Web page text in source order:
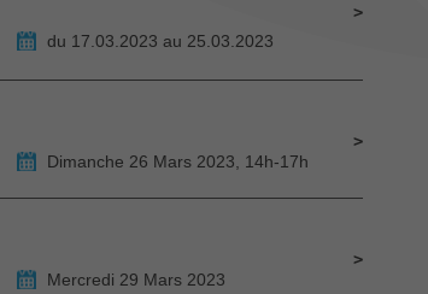
du 17.03.2023 au 25.03.2023
Dimanche 26 Mars 2023, 14h-17h
Mercredi 29 Mars 2023